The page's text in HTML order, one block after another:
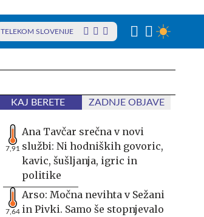
TELEKOM SLOVENIJE
KAJ BERETE ZADNJE OBJAVE
7,91
Ana Tavčar srečna v novi
službi: Ni hodniških govoric,
kavic, šušljanja, igric in
politike
7,64
Arso: Močna nevihta v Sežani
in Pivki. Samo še stopnjevalo